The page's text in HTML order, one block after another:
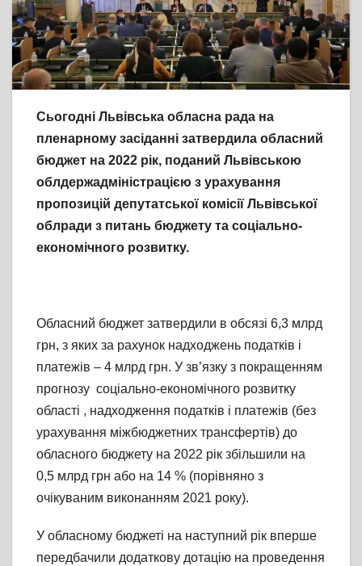
Сьогодні Львівська обласна рада на
пленарному засіданні затвердила обласний
бюджет на 2022 рік, поданий Львівською
облдержадміністрацією з урахування
пропозицій депутатської комісії Львівської
облради з питань бюджету та соціально-
економічного розвитку.
Обласний бюджет затвердили в обсязі 6,3 млрд
грн, з яких за рахунок надходжень податків і
платежів – 4 млрд грн. У зв’язку з покращенням
прогнозу соціально-економічного розвитку
області , надходження податків і платежів (без
урахування міжбюджетних трансфертів) до
обласного бюджету на 2022 рік збільшили на
0,5 млрд грн або на 14 % (порівняно з
очікуваним виконанням 2021 року).
У обласному бюджеті на наступний рік вперше
передбачили додаткову дотацію на проведення